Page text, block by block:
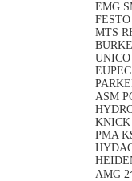
EMG
MTS
UNICO
ASM
KNICK
PMA
AMG